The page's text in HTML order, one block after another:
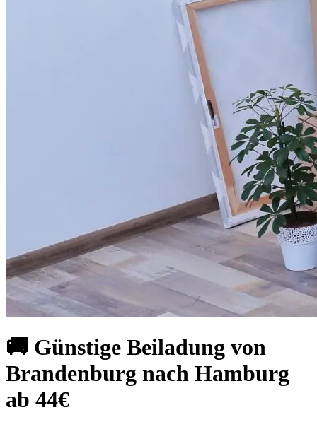
🚚 Günstige Beiladung von
Brandenburg nach Hamburg
ab 44€